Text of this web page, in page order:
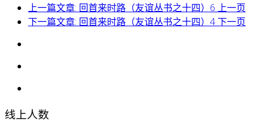
上一篇文章: 回首来时路（友谊丛书之十四）6 上一页
下一篇文章: 回首来时路（友谊丛书之十四）4下一页
线上人数